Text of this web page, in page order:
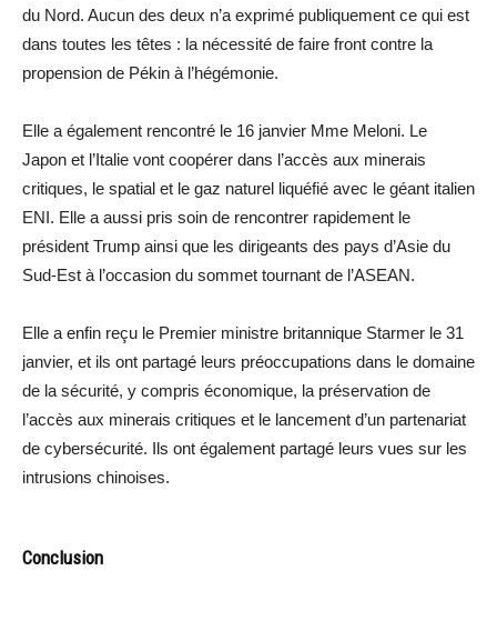
du Nord. Aucun des deux n’a exprimé publiquement ce qui est
dans toutes les têtes : la nécessité de faire front contre la
propension de Pékin à l’hégémonie.
Elle a également rencontré le 16 janvier Mme Meloni. Le
Japon et l’Italie vont coopérer dans l’accès aux minerais
critiques, le spatial et le gaz naturel liquéfié avec le géant italien
ENI. Elle a aussi pris soin de rencontrer rapidement le
président Trump ainsi que les dirigeants des pays d’Asie du
Sud-Est à l’occasion du sommet tournant de l’ASEAN.
Elle a enfin reçu le Premier ministre britannique Starmer le 31
janvier, et ils ont partagé leurs préoccupations dans le domaine
de la sécurité, y compris économique, la préservation de
l’accès aux minerais critiques et le lancement d’un partenariat
de cybersécurité. Ils ont également partagé leurs vues sur les
intrusions chinoises.
Conclusion